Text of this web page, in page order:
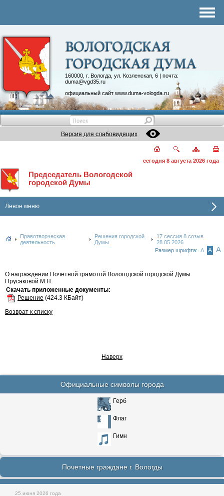
160000, г. Вологда, ул. Козленская, 6 | почта:
duma@vgd35.ru
официальный сайт www.duma-vologda.ru
Контакты
Депутатские объединения
Версия для слабовидящих
сегодня 8 августа 2026 года
Председатель Вологодской
городской Думы
Левое меню
Правотворческая
деятельность
Решения городской
Думы
17 сессия 8 созыв
28.05.2026
Размер шрифта: А А А
О награждении Почетной грамотой Вологодской городской Думы
Прусаковой М.Н.
Скачать приложенные документы:
Решение (424.3 КБайт)
Возврат к списку
Наверх
Официальные символы города
Герб
Флаг
Гимн
Почетные граждане г. Вологды
25 июня 2026 года